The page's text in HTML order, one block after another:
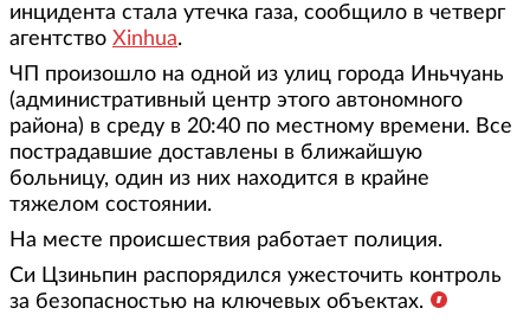
инцидента стала утечка газа, сообщило в четверг
агентство Xinhua.
ЧП произошло на одной из улиц города Иньчуань
(административный центр этого автономного
района) в среду в 20:40 по местному времени. Все
пострадавшие доставлены в ближайшую
больницу, один из них находится в крайне
тяжелом состоянии.
На месте происшествия работает полиция.
Си Цзиньпин распорядился ужесточить контроль
за безопасностью на ключевых объектах.